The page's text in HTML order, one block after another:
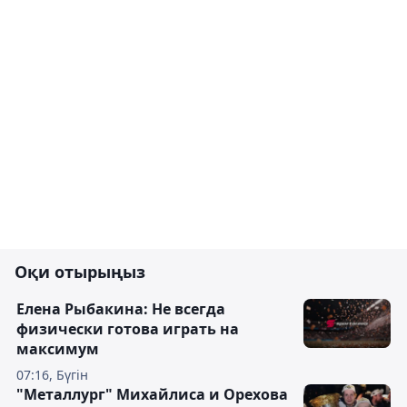
Оқи отырыңыз
07:16, Бүгін
Елена Рыбакина: Не всегда
физически готова играть на
максимум
"Металлург" Михайлиса и Орехова